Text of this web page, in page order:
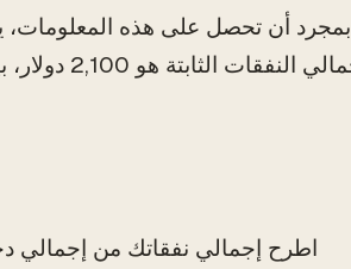
بمجرد أن تحصل على هذه المعلومات،
اطرح إجمالي نفقاتك من إجمالي